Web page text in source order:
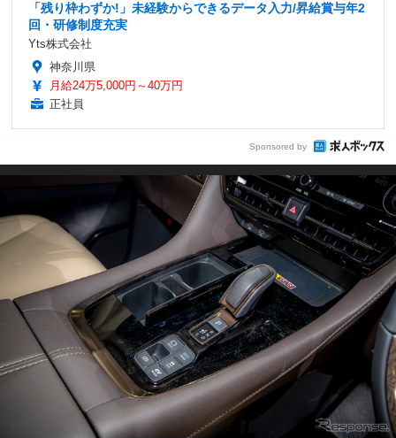
「残り枠わずか!」未経験からできるデータ入力/昇給賞与年2
回・研修制度充実
Yts株式会社
神奈川県
月給24万5,000円～40万円
正社員
Sponsored by